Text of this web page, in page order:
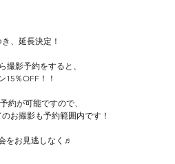
、延長決定！
撮影予約をすると、
15％OFF！！
約が可能ですので、
お撮影も予約範囲内です！
をお見逃しなく♬